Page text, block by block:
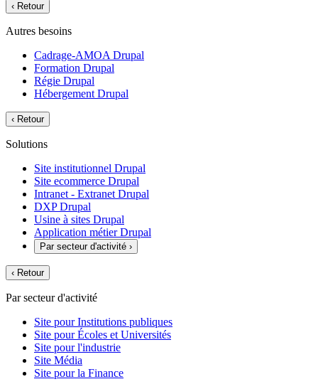
‹ Retour
Autres besoins
Cadrage-AMOA Drupal
Formation Drupal
Régie Drupal
Hébergement Drupal
‹ Retour
Solutions
Site institutionnel Drupal
Site ecommerce Drupal
Intranet - Extranet Drupal
DXP Drupal
Usine à sites Drupal
Application métier Drupal
Par secteur d'activité ›
‹ Retour
Par secteur d'activité
Site pour Institutions publiques
Site pour Écoles et Universités
Site pour l'industrie
Site Média
Site pour la Finance